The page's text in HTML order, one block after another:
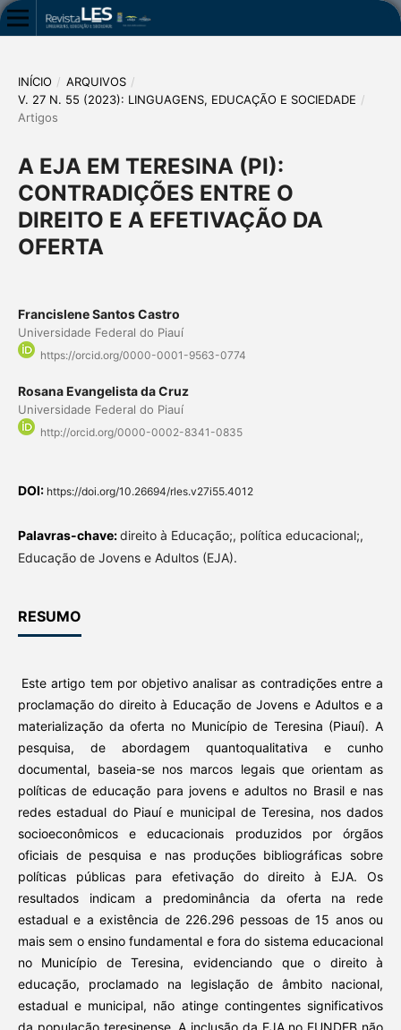
INÍCIO / ARQUIVOS /
V. 27 N. 55 (2023): LINGUAGENS, EDUCAÇÃO E SOCIEDADE /
Artigos
A EJA EM TERESINA (PI):
CONTRADIÇÕES ENTRE O
DIREITO E A EFETIVAÇÃO DA
OFERTA
Francislene Santos Castro
Universidade Federal do Piauí
https://orcid.org/0000-0001-9563-0774
Rosana Evangelista da Cruz
Universidade Federal do Piauí
http://orcid.org/0000-0002-8341-0835
DOI: https://doi.org/10.26694/rles.v27i55.4012
Palavras-chave:direito à Educação;, política educacional;,
Educação de Jovens e Adultos (EJA).
RESUMO
Este artigo tem por objetivo analisar as contradições entre a
proclamação do direito à Educação de Jovens e Adultos e a
materialização da oferta no Município de Teresina (Piauí). A
pesquisa, de abordagem quantoqualitativa e cunho
documental, baseia-se nos marcos legais que orientam as
políticas de educação para jovens e adultos no Brasil e nas
redes estadual do Piauí e municipal de Teresina, nos dados
socioeconômicos e educacionais produzidos por órgãos
oficiais de pesquisa e nas produções bibliográficas sobre
políticas públicas para efetivação do direito à EJA. Os
resultados indicam a predominância da oferta na rede
estadual e a existência de 226.296 pessoas de 15 anos ou
mais sem o ensino fundamental e fora do sistema educacional
no Município de Teresina, evidenciando que o direito à
educação, proclamado na legislação de âmbito nacional,
estadual e municipal, não atinge contingentes significativos